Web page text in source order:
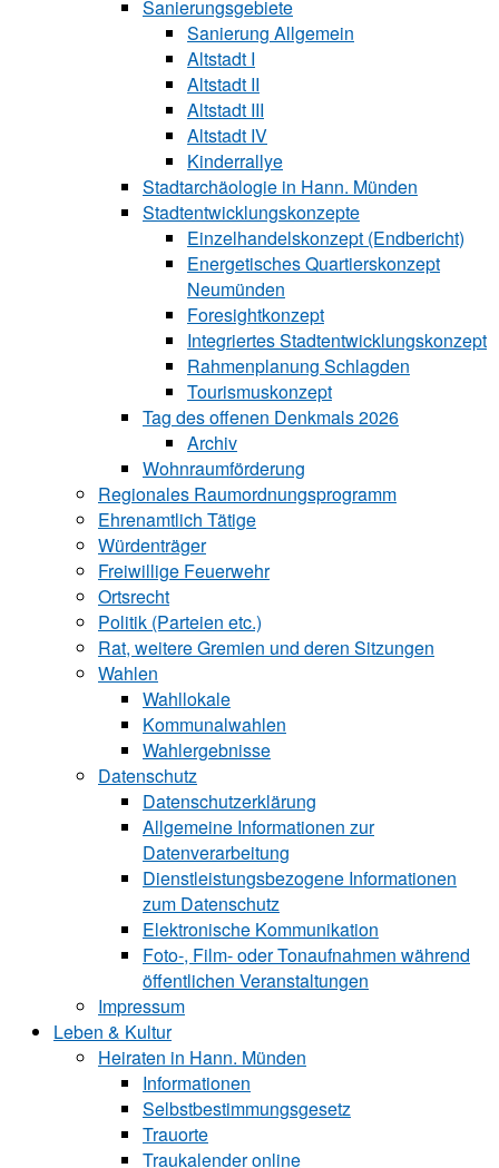
Sanierungsgebiete
Sanierung All‍ge‍mein
Altstadt I
Altstadt II
Altstadt III
Altstadt IV
Kinderrallye
Stadtarchäologie in Hann. Münden
Stadtentwicklungskon‍zepte
Einzelhandelskonzept (Endbericht)
Energetisches Quartierskonzept
Neumünden
Foresightkonzept
Integriertes Stadtentwicklungskonzept
Rahmenplanung Schlagden
Tourismuskonzept
Tag des offenen Denkmals 2026
Archiv
Wohnraumförderung
Regionales Raumordnungsprogramm
Ehrenamtlich Tätige
Würdenträger
Freiwillige Feuerwehr
Ortsrecht
Politik (Parteien etc.)
Rat, weitere Gremien und deren Sitzungen
Wahlen
Wahllokale
Kommunalwahlen
Wahlergebnisse
Datenschutz
Datenschutzerklärung
Allgemeine Informationen zur
Datenverarbeitung
Dienstleistungsbezogene Informationen
zum Datenschutz
Elektronische Kommunikation
Foto-, Film- oder Tonaufnahmen während
öffentlichen Veranstaltungen
Impressum
Leben & Kultur
Heiraten in Hann. Münden
Informationen
Selbstbestimmungsgesetz
Trauorte
Traukalender online